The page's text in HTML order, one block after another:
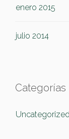
enero 2015
julio 2014
Categorías